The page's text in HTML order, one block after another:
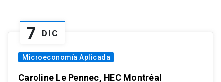
7 DIC
Microeconomía Aplicada
Caroline Le Pennec, HEC Montréal